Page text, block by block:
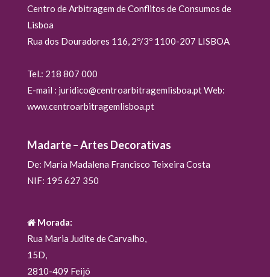
Centro de Arbitragem de Conflitos de Consumos de
Lisboa
Rua dos Douradores 116, 2º/3º 1100-207 LISBOA
Tel.: 218 807 000
E-mail : juridico@centroarbitragemlisboa.pt Web:
www.centroarbitragemlisboa.pt
Madarte – Artes Decorativas
De: Maria Madalena Francisco Teixeira Costa
NIF: 195 627 350
Morada:
Rua Maria Judite de Carvalho,
15D,
2810-409 Feijó